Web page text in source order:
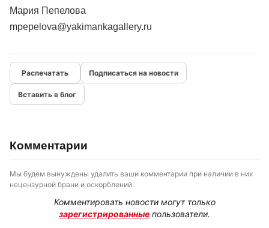
Мария Пепелова
mpepelova@yakimankagallery.ru
Подписаться на новости
Вставить в блог
Комментарии
Мы будем вынуждены удалить ваши комментарии при наличии в них
нецензурной брани и оскорблений.
Комментировать новости могут только
зарегистрированные пользователи.